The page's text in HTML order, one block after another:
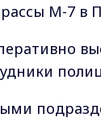
М-7 в